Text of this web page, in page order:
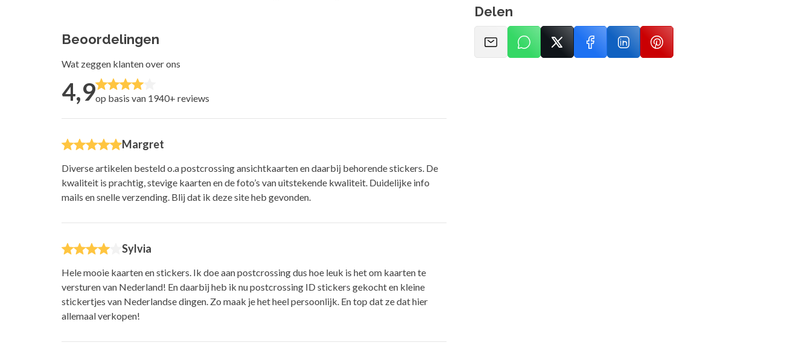
Delen
Beoordelingen
Wat zeggen klanten over ons
4,9op basis van 1940+ reviews
Margret
Diverse artikelen besteld o.a postcrossing ansichtkaarten en daarbij behorende stickers. De
kwaliteit is prachtig, stevige kaarten en de foto’s van uitstekende kwaliteit. Duidelijke info
mails en snelle verzending. Blij dat ik deze site heb gevonden.
Sylvia
Hele mooie kaarten en stickers. Ik doe aan postcrossing dus hoe leuk is het om kaarten te
versturen van Nederland! En daarbij heb ik nu postcrossing ID stickers gekocht en kleine
stickertjes van Nederlandse dingen. Zo maak je het heel persoonlijk. En top dat ze dat hier
allemaal verkopen!